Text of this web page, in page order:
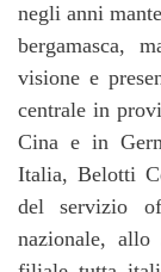
negli anni
bergamasca,
visione e
centrale in
Cina e in
Italia, Belotti
del servizio
nazionale,